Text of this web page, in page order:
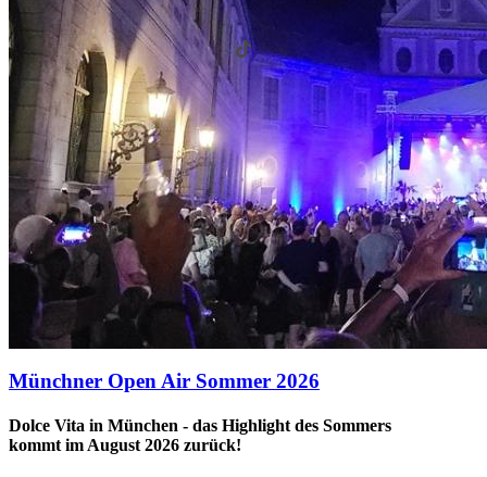
Münchner Open Air Sommer 2026
Dolce Vita in München - das Highlight des Sommers
kommt im August 2026 zurück!